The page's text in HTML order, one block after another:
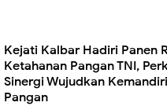
Kejati Kalbar Hadiri Panen
Ketahanan Pangan TNI,
Sinergi Wujudkan
Pangan